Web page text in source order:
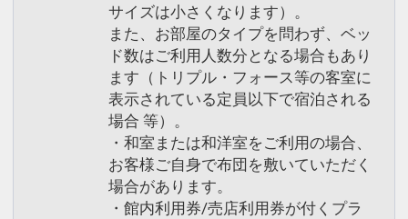
サイズは小さくなります）。
また、お部屋のタイプを問わず、ベッ
ド数はご利用人数分となる場合もあり
ます（トリプル・フォース等の客室に
表示されている定員以下で宿泊される
場合 等）。
・和室または和洋室をご利用の場合、
お客様ご自身で布団を敷いていただく
場合があります。
・館内利用券/売店利用券が付くプラ